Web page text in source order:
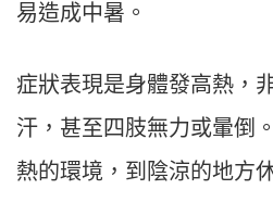
易造成中暑。
症狀表現是身體發高熱，
汗，甚至四肢無力或暈倒
熱的環境，到陰涼的地方